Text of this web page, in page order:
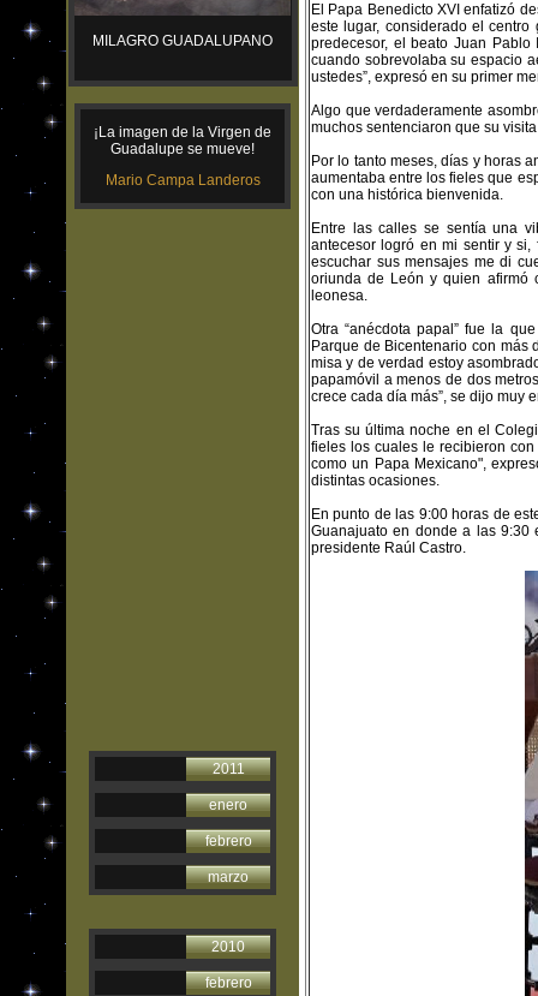
MILAGRO GUADALUPANO
¡La imagen de la Virgen de
Guadalupe se mueve!
Mario Campa Landeros
2011
enero
febrero
marzo
2010
febrero
El Papa Benedicto XVI enfatizó
este lugar, considerado el
predecesor, el beato Juan
cuando sobrevolaba su espacio
ustedes”, expresó en su primer
Algo que verdaderamente
muchos sentenciaron que su
Por lo tanto meses, días y horas
aumentaba entre los fieles que
con una histórica bienvenida.
Entre las calles se sentía una
antecesor logró en mi sentir y
escuchar sus mensajes me di
oriunda de León y quien afirmó
leonesa.
Otra “anécdota papal” fue la
Parque de Bicentenario con más
misa y de verdad estoy
papamóvil a menos de dos
crece cada día más”, se dijo muy
Tras su última noche en el
fieles los cuales le recibieron
como un Papa Mexicano",
distintas ocasiones.
En punto de las 9:00 horas de
Guanajuato en donde a las
presidente Raúl Castro.